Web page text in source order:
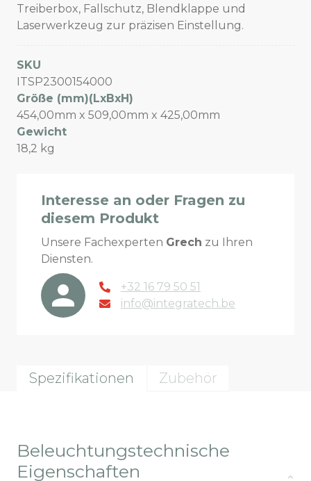
Treiberbox, Fallschutz, Blendklappe und
Laserwerkzeug zur präzisen Einstellung.
SKU
ITSP2300154000
Größe (mm)(LxBxH)
454,00mm x 509,00mm x 425,00mm
Gewicht
18,2 kg
Interesse an oder Fragen zu
diesem Produkt
Unsere Fachexperten Grech zu Ihren
Diensten.
+32 16 79 50 51
info@integratech.be
Spezifikationen Zubehör
Beleuchtungstechnische
Eigenschaften